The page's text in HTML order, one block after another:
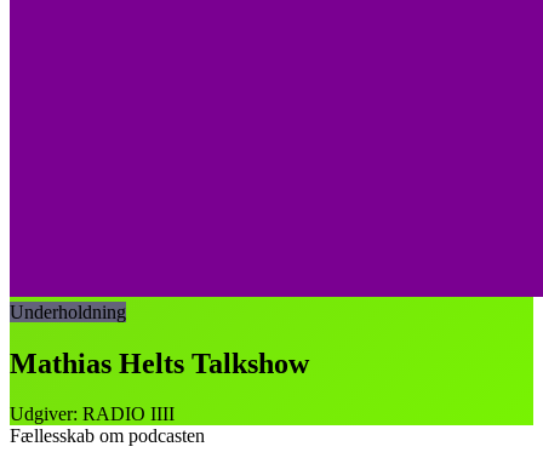
Underholdning
Mathias Helts Talkshow
Udgiver: RADIO IIII
Fællesskab om podcasten